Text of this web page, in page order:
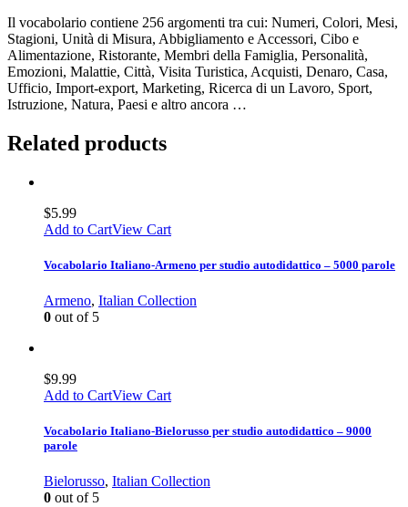
Il vocabolario contiene 256 argomenti tra cui: Numeri, Colori, Mesi,
Stagioni, Unità di Misura, Abbigliamento e Accessori, Cibo e
Alimentazione, Ristorante, Membri della Famiglia, Personalità,
Emozioni, Malattie, Città, Visita Turistica, Acquisti, Denaro, Casa,
Ufficio, Import-export, Marketing, Ricerca di un Lavoro, Sport,
Istruzione, Natura, Paesi e altro ancora …
Related products
$5.99
Add to CartView Cart
Vocabolario Italiano-Armeno per studio autodidattico – 5000 parole
Armeno, Italian Collection
0 out of 5
$9.99
Add to CartView Cart
Vocabolario Italiano-Bielorusso per studio autodidattico – 9000
parole
Bielorusso, Italian Collection
0 out of 5